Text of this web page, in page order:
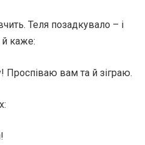
Теля позадкувало – і
й каже:
вам та й зіграю.